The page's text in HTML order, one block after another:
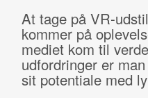
At tage på VR-
kommer på
mediet kom til
udfordringer er
sit potentiale med